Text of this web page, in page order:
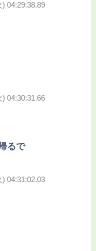
) 04:29:38.89
) 04:30:31.66
るで
) 04:31:02.03